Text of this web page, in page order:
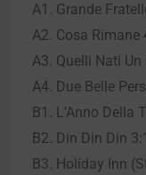
A1. Grande
A2. Cosa Rimane
A3. Quelli Nati
A4. Due Belle
B1. L’Anno Della
B2. Din Din Din
B3. Holiday Inn